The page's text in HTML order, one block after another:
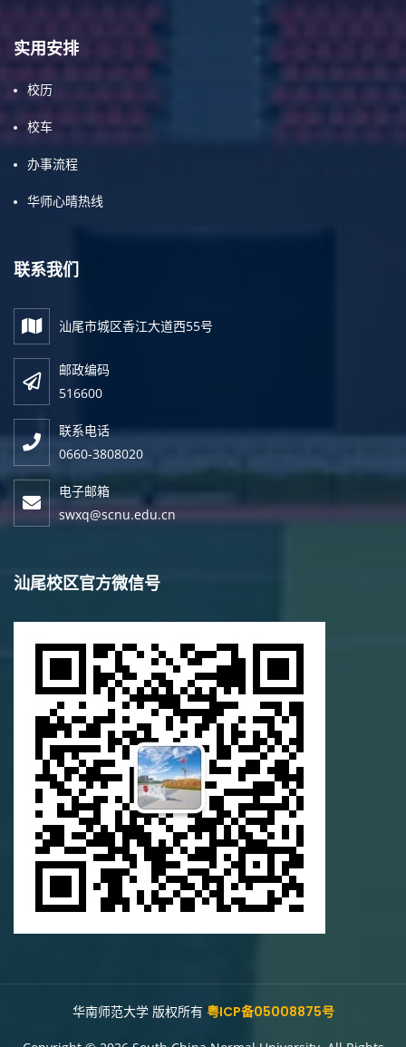
实用安排
校历
校车
办事流程
华师心晴热线
联系我们
汕尾市城区香江大道西55号
邮政编码
516600
联系电话
0660-3808020
电子邮箱
swxq@scnu.edu.cn
汕尾校区官方微信号
华南师范大学 版权所有 粤ICP备05008875号